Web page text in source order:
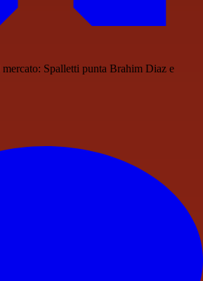
Spalletti punta Brahim Diaz e